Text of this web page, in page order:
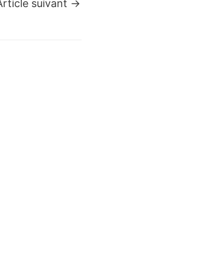
suivant →